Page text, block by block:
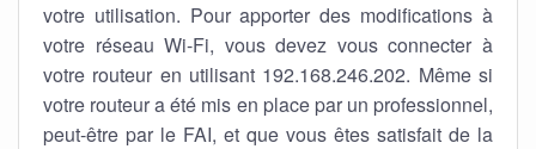
votre utilisation. Pour apporter des modifications à
votre réseau Wi-Fi, vous devez vous connecter à
votre routeur en utilisant 192.168.246.202. Même si
votre routeur a été mis en place par un professionnel,
peut-être par le FAI, et que vous êtes satisfait de la